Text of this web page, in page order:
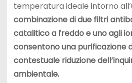
temperatura ideale intorno
combinazione di due filtri
catalitico a freddo e uno agli
consentono una purificazione
contestuale riduzione
ambientale.